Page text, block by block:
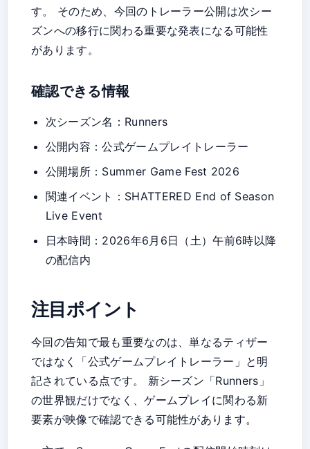
す。 そのため、今回のトレーラー公開は次シー
ズンへの移行に関わる重要な発表になる可能性
があります。
確認できる情報
次シーズン名：Runners
公開内容：公式ゲームプレイトレーラー
公開場所：Summer Game Fest 2026
関連イベント：SHATTERED End of Season
Live Event
日本時間：2026年6月6日（土）午前6時以降
の配信内
注目ポイント
今回の告知で最も重要なのは、単なるティザー
ではなく「公式ゲームプレイトレーラー」と明
記されている点です。 新シーズン「Runners」
の世界観だけでなく、ゲームプレイに関わる新
要素が映像で確認できる可能性があります。